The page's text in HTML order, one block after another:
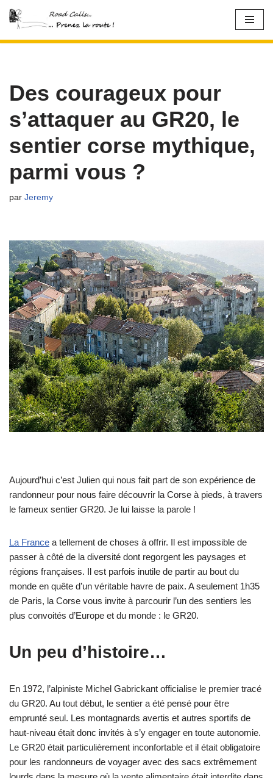
Aller
Des courageux pour
s’attaquer au GR20, le
sentier corse mythique,
parmi vous ?
par Jeremy
Aujourd’hui c’est Julien qui nous fait part de son expérience de
randonneur pour nous faire découvrir la Corse à pieds, à travers
le fameux sentier GR20. Je lui laisse la parole !
La France a tellement de choses à offrir. Il est impossible de
passer à côté de la diversité dont regorgent les paysages et
régions françaises. Il est parfois inutile de partir au bout du
monde en quête d’un véritable havre de paix. A seulement 1h35
de Paris, la Corse vous invite à parcourir l’un des sentiers les
plus convoités d’Europe et du monde : le GR20.
Un peu d’histoire…
En 1972, l’alpiniste Michel Gabrickant officialise le premier tracé
du GR20. Au tout début, le sentier a été pensé pour être
emprunté seul. Les montagnards avertis et autres sportifs de
haut-niveau était donc invités à s’y engager en toute autonomie.
Le GR20 était particulièrement inconfortable et il était obligatoire
pour les randonneurs de voyager avec des sacs extrêmement